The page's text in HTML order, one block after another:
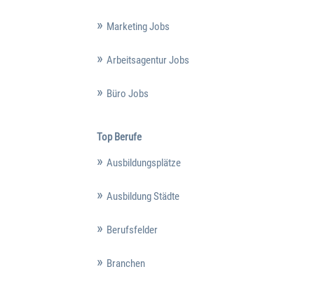
Marketing Jobs
Arbeitsagentur Jobs
Büro Jobs
Top Berufe
Ausbildungsplätze
Ausbildung Städte
Berufsfelder
Branchen